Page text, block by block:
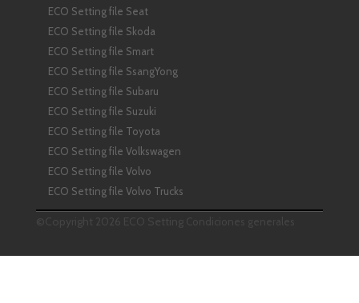
ECO Setting file Seat
ECO Setting file Skoda
ECO Setting file Smart
ECO Setting file SsangYong
ECO Setting file Subaru
ECO Setting file Suzuki
ECO Setting file Toyota
ECO Setting file Volkswagen
ECO Setting file Volvo
ECO Setting file Volvo Trucks
©Copyright 2026 ECO Setting